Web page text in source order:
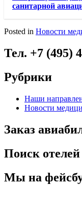
санитарной
Posted in Новости
Тел. +7 (495)
Рубрики
Наши
Новости
Заказ
Поиск отелей
Мы на